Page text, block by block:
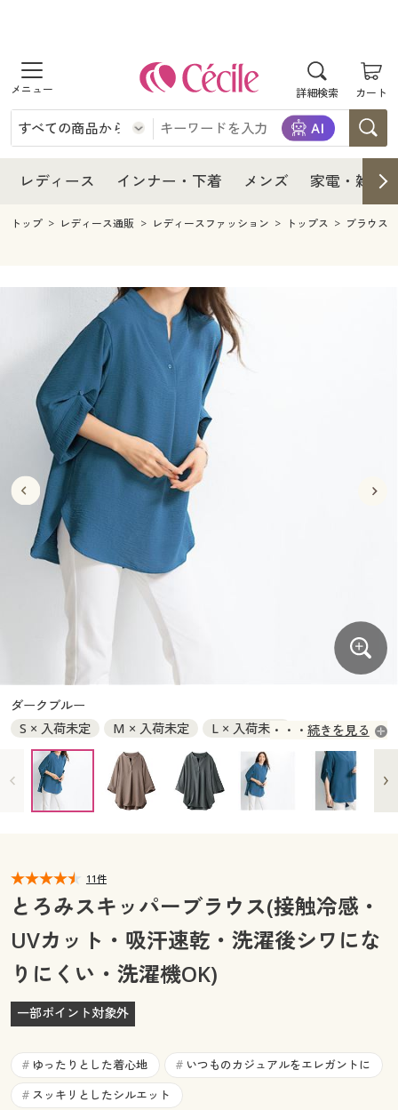
詳細検索 カート
商品を探す
レディース
レディースファッション
インナー・下着
インナー・下着通販すべて
ジュニア・ティーンズ下着
メンズ
メンズファッション
メンズ下着
家電・雑貨すべて
家電
キッチン・雑貨・日用品
寝具・インテリア・家具
寝具・インテリア・家具通販すべて
家具・収納
寝具・ベッド
カーテン・ラグ・ファブリック
美容・健康
美容・健康通販すべて
美容・健康・サプリメント
制服・スクール
制服・スクールすべて
制服・学生服
ジュニア・ティーンズ下着
大きいサイズ
大きいサイズ通販すべて
大きいサイズ レディース服
大きいサイズ レディース下着
大きいサイズ 事務・制服
バーゲン
バーゲンセール
シークレットセール
詳細検索
商品カテゴリ一覧
カタログ・チラシからのご注文
デジタルカタログ
カタログ無料プレゼント
マイページ
閲覧履歴
お気に入り
サポート
ご利用ガイド
レディース インナー・下着 メンズ 家電・雑貨
レディース
レディース通販すべて
レディースファッション
インナー・下着
インナー・下着通販すべて
ジュニア・ティーンズ下着
メンズ
キッチン・雑貨・日用品
寝具・インテリア・家具通販すべて
家具・収納
寝具・ベッド
カーテン・ラグ・ファブリック
美容・健康通販すべて
美容・健康・サプリメント
制服・スクール
制服・スクールすべて
制服・学生服
ジュニア・ティーンズ下着
大きいサイズ
大きいサイズ通販すべて
大きいサイズ レディース服
大きいサイズ レディース下着
大きいサイズ メンズ
大きいサイズ 事務・制服
バーゲン
バーゲンセール
シークレットセール
詳細検索
商品カテゴリ一覧
カタログ・チラシからのご注文
デジタルカタログ
カタログ無料プレゼント
会員メニュー
閲覧履歴
お気に入り
サポート
ご利用ガイド
よくある質問とお問い合わせ
トップ レディース通販 レディースファッション トップス ブラウス
ダークブルー
S × 入荷未定
M × 入荷未定
L × 入荷未定
LL × 入荷未定
3L × 入荷未定
続きを見る
11件
とろみスキッパーブラウス(接触冷感・
UVカット・吸汗速乾・洗濯後シワにな
りにくい・洗濯機OK)
一部ポイント対象外
# ゆったりとした着心地 # いつものカジュアルをエレガントに
# スッキリとしたシルエット